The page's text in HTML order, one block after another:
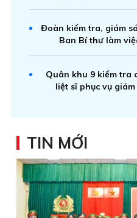
Đoàn kiểm tra, giám
Ban Bí thư làm
Quân khu 9 kiểm tra
liệt sĩ phục vụ
TIN MỚI